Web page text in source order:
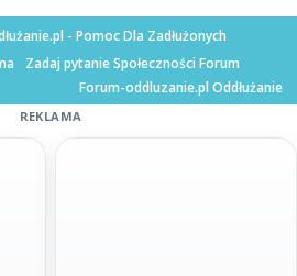
- Pomoc Dla Zadłużonych
Zadaj pytanie Społeczności Forum
Forum-oddluzanie.pl Oddłużanie
REKLAMA